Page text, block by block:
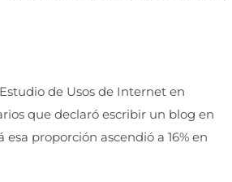
de Usos de Internet en
que declaró escribir un blog en
esa proporción ascendió a 16% en